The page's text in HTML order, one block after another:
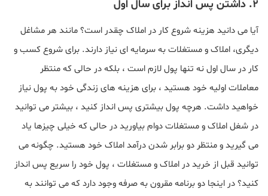
۲. داشتن پس انداز برای سال اول
آیا می دانید هزینه شروع کار در املاک چقدر است؟ مانند هر مشاغل
دیگری، املاک و مستغلات به سرمایه ای نیاز دارند. برای شروع کسب و
کار در سال اول نه تنها پول لازم است ، بلکه در حالی که منتظر
معاملات اولیه خود هستید ، برای هزینه های زندگی خود به پول نیاز
خواهید داشت. هرچه پول بیشتری پس انداز کنید ، بیشتر می توانید
در شغل املاک و مستغلات دوام بیاورید در حالی که خیلی چیزها یاد
می گیرید و منتظر دو برابر شدن درآمد املاک خود هستید. چگونه می
توانید قبل از خرید در املاک و مستغلات ، پول خود را سریع پس انداز
کنید؟ در اینجا دو برنامه مقرون به صرفه وجود دارد که می توانند به